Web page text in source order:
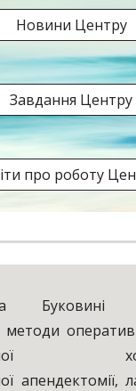
Новини Центру
Завдання Центру
про роботу
методи
апендектомії,